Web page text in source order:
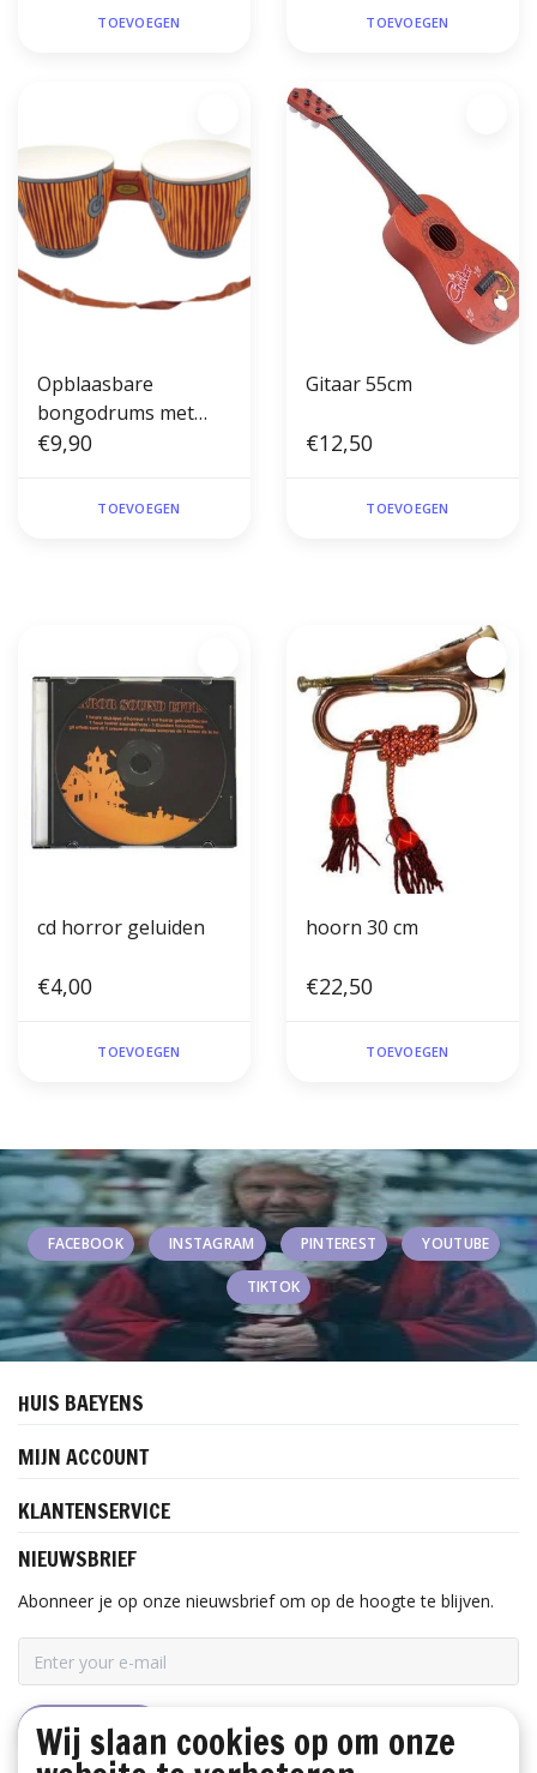
TOEVOEGEN TOEVOEGEN
Opblaasbare
bongodrums met
riem (27cm x 25cm x
€9,90
TOEVOEGEN
Gitaar 55cm
€12,50
TOEVOEGEN
cd horror geluiden
€4,00
TOEVOEGEN
hoorn 30 cm
€22,50
TOEVOEGEN
FACEBOOK INSTAGRAM PINTEREST YOUTUBE
TIKTOK
HUIS BAEYENS
MIJN ACCOUNT
KLANTENSERVICE
NIEUWSBRIEF
Abonneer je op onze nieuwsbrief om op de hoogte te blijven.
ABONNEER
Wij slaan cookies op om onze